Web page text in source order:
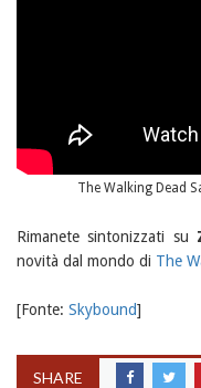
The Walking Dead
Rimanete sintonizzati su
novità dal mondo di The
[Fonte: Skybound]
SHARE